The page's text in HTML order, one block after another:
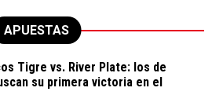
APUESTAS
Tigre vs. River Plate: los de
su primera victoria en el